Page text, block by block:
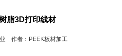
脂3D打印线材
作者：PEEK板材加工